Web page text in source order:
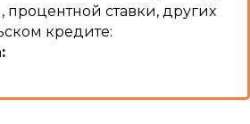
процентной ставки, других
кредите: